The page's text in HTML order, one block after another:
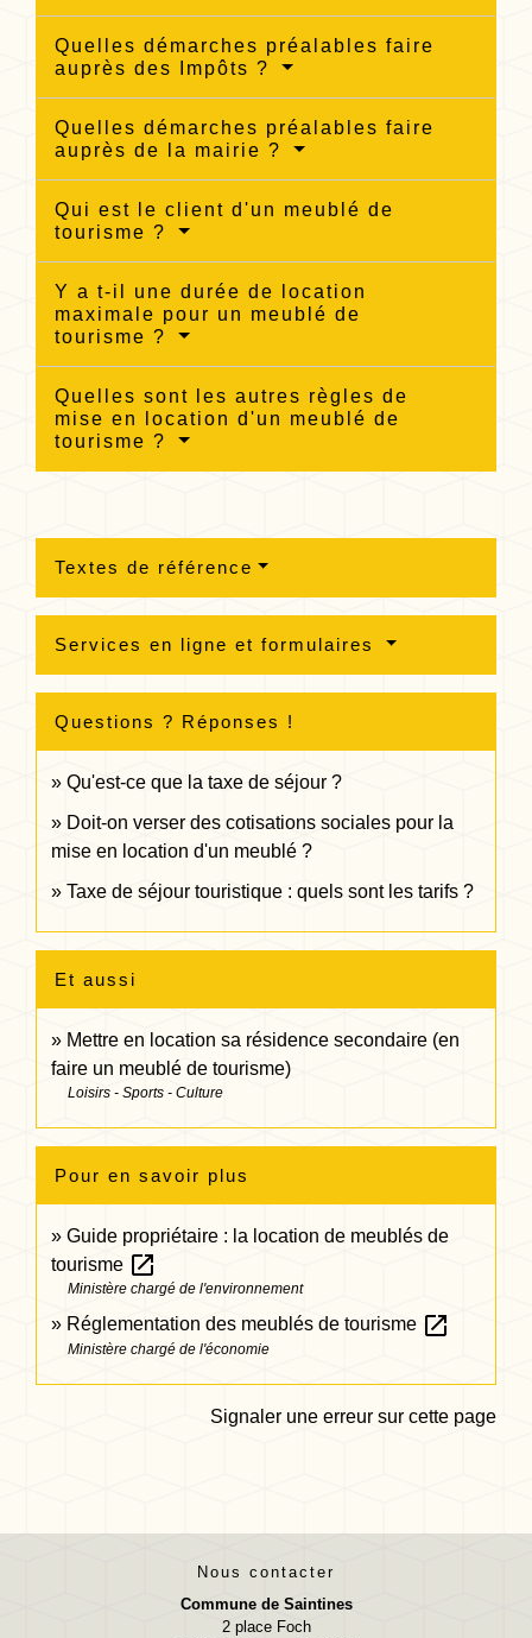
Quelles démarches préalables faire
auprès des Impôts ?
Quelles démarches préalables faire
auprès de la mairie ?
Qui est le client d'un meublé de
tourisme ?
Y a t-il une durée de location
maximale pour un meublé de
tourisme ?
Quelles sont les autres règles de
mise en location d'un meublé de
tourisme ?
Textes de référence
Services en ligne et formulaires
Questions ? Réponses !
Qu'est-ce que la taxe de séjour ?
Doit-on verser des cotisations sociales pour la
mise en location d'un meublé ?
Taxe de séjour touristique : quels sont les tarifs ?
Et aussi
Mettre en location sa résidence secondaire (en
faire un meublé de tourisme)
Loisirs - Sports - Culture
Pour en savoir plus
Guide propriétaire : la location de meublés de
tourisme open_in_new
Ministère chargé de l'environnement
Réglementation des meublés de tourisme open_in_new
Ministère chargé de l'économie
Signaler une erreur sur cette page
Nous contacter
Commune de Saintines
2 place Foch